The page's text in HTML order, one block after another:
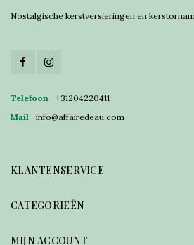
Nostalgische kerstversieringen en
Telefoon
+31204220411
Mail
info@affairedeau.com
KLANTENSERVICE
CATEGORIEËN
MIJN ACCOUNT